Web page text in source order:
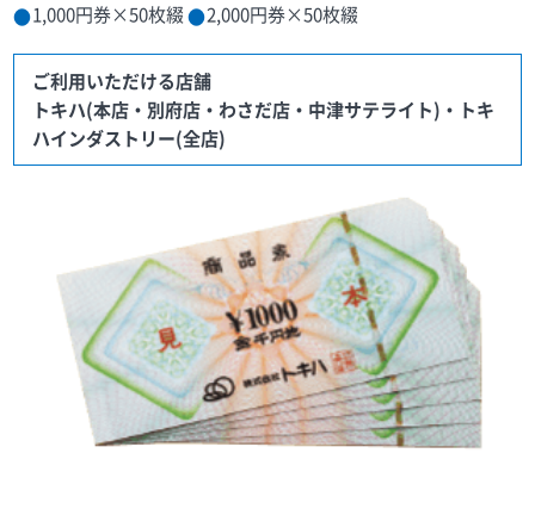
1,000円券×50枚綴
2,000円券×50枚綴
ご利用いただける店舗
トキハ(本店・別府店・わさだ店・中津サテライト)・トキ
ハインダストリー(全店)